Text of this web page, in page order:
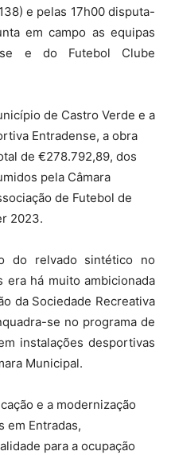
e pelas 17h00 disputa-
em campo as equipas
e do Futebol Clube
de Castro Verde e a
Entradense, a obra
de €278.792,89, dos
pela Câmara
de Futebol de
2023.
do relvado sintético no
era há muito ambicionada
da Sociedade Recreativa
se no programa de
instalações desportivas
Municipal.
e a modernização
em Entradas,
para a ocupação